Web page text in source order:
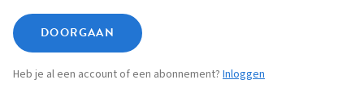
DOORGAAN
Heb je al een account of een abonnement? Inloggen